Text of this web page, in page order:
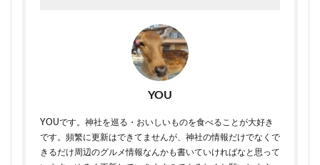
YOU
YOUです。神社を巡る・おいしいものを食べることが大好き
です。頻繁に更新はできてませんが、神社の情報だけでなくで
きるだけ周辺のグルメ情報なんかも書いていければなと思って